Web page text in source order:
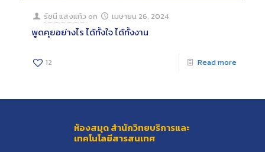
รัชนี แสงแก้ว on เมษายน 26, 2024
พูดคุยอย่างไร ได้ทั้งใจ ได้ทั้งงาน
12 Read more
ห้องสมุด สำนักวิทยบริการและ
เทคโนโลยีสารสนเทศ